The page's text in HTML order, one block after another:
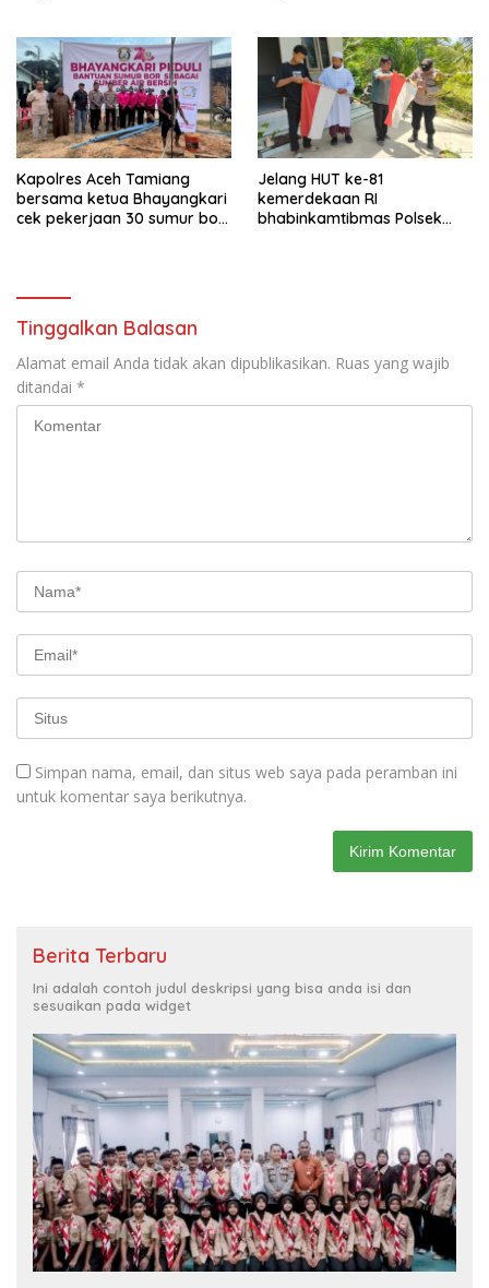
Kapolres Aceh Tamiang
bersama ketua Bhayangkari
cek pekerjaan 30 sumur bor
Jelang HUT ke-81
kemerdekaan RI
bhabinkamtibmas Polsek
Tinggalkan Balasan
Alamat email Anda tidak akan dipublikasikan. Ruas yang wajib
ditandai *
Simpan nama, email, dan situs web saya pada peramban ini
untuk komentar saya berikutnya.
Berita Terbaru
Ini adalah contoh judul deskripsi yang bisa anda isi dan
sesuaikan pada widget